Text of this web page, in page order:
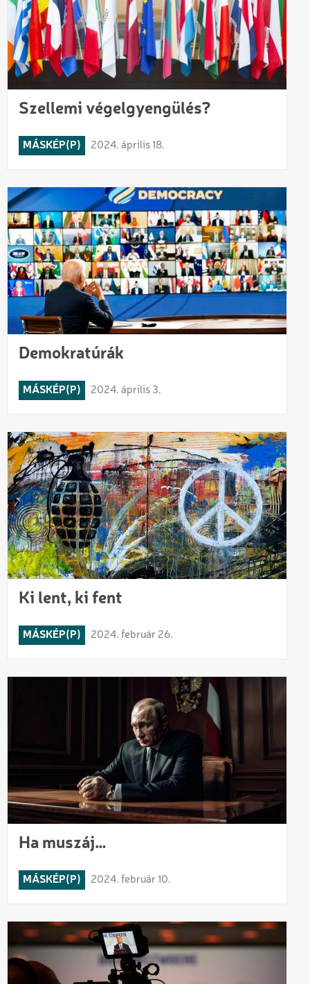
Szellemi végelgyengülés?
MÁSKÉP(P) 2024. április 18.
Demokratúrák
MÁSKÉP(P) 2024. április 3.
Ki lent, ki fent
MÁSKÉP(P) 2024. február 26.
Ha muszáj…
MÁSKÉP(P) 2024. február 10.